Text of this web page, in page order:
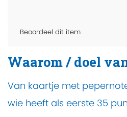
Beoordeel dit item
Waarom / doel
Van kaartje met
wie heeft als eerste 35